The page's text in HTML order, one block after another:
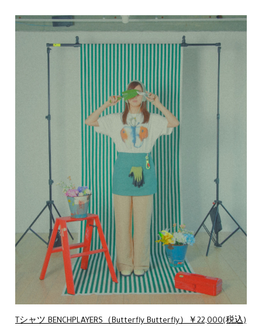
Tシャツ BENCHPLAYERS（Butterfly Butterfly）￥22,000(税込)